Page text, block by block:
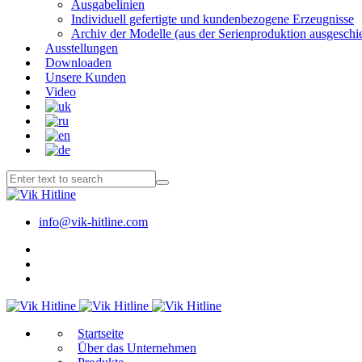
Ausgabelinien
Individuell gefertigte und kundenbezogene Erzeugnisse
Archiv der Modelle (aus der Serienproduktion
Ausstellungen
Downloaden
Unsere Kunden
Video
info@vik-hitline.com
Start­sei­te
Über das Unternehmen